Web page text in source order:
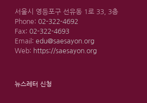
서울시 영등포구 선유동 1로 33, 3층
Phone: 02-322-4692
Fax: 02-322-4693
Email: edu@saesayon.org
Web: https://saesayon.org
뉴스레터 신청